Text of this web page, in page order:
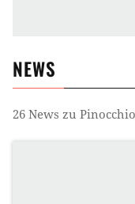
NEWS
26 News zu Pinocchio